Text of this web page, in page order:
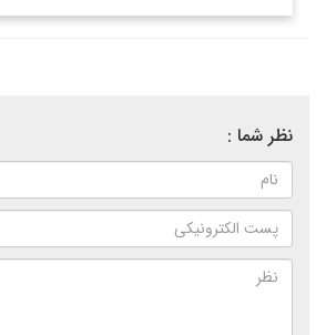
نظر شما :